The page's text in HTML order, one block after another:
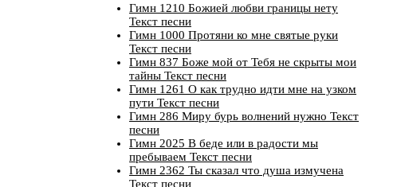
Гимн 1210 Божией любви границы нету
Текст песни
Гимн 1000 Протяни ко мне святые руки
Текст песни
Гимн 837 Боже мой от Тебя не скрыты мои
тайны Текст песни
Гимн 1261 О как трудно идти мне на узком
пути Текст песни
Гимн 286 Миру бурь волнений нужно Текст
песни
Гимн 2025 В беде или в радости мы
пребываем Текст песни
Гимн 2362 Ты сказал что душа измучена
Текст песни